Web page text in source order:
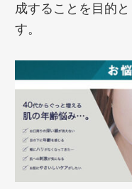
成することを目的
す。